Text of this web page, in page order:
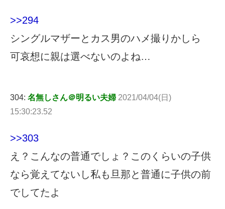
>>294
シングルマザーとカス男のハメ撮りかしら
可哀想に親は選べないのよね…
304: 名無しさん＠明るい夫婦 2021/04/04(日)
15:30:23.52
>>303
え？こんなの普通でしょ？このくらいの子供
なら覚えてないし私も旦那と普通に子供の前
でしてたよ